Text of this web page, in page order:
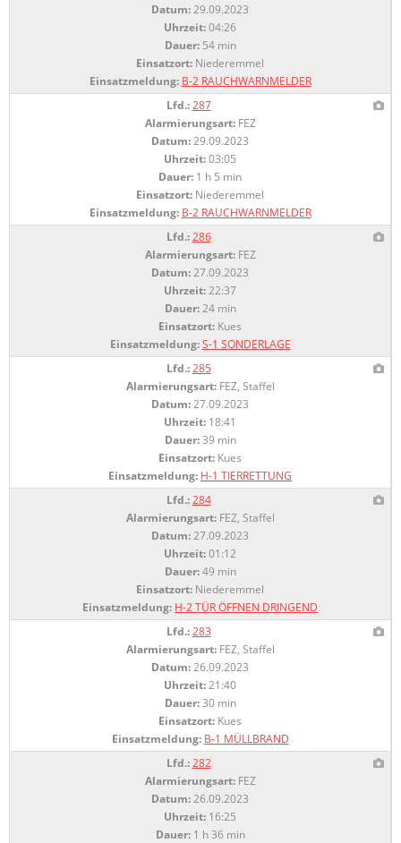
Datum:29.09.2023
Uhrzeit:04:26
Dauer:54 min
Einsatzort: Niederemmel
Einsatzmeldung: B-2 RAUCHWARNMELDER
Lfd.: 287
Alarmierungsart:FEZ
Datum:29.09.2023
Uhrzeit:03:05
Dauer: 1 h 5 min
Einsatzort: Niederemmel
Einsatzmeldung: B-2 RAUCHWARNMELDER
Lfd.: 286
Alarmierungsart:FEZ
Datum:27.09.2023
Uhrzeit:22:37
Dauer:24 min
Einsatzort: Kues
Einsatzmeldung: S-1 SONDERLAGE
Lfd.: 285
Alarmierungsart:FEZ, Staffel
Datum:27.09.2023
Uhrzeit: 18:41
Dauer:39 min
Einsatzort: Kues
Einsatzmeldung: H-1 TIERRETTUNG
Lfd.: 284
Alarmierungsart:FEZ, Staffel
Datum:27.09.2023
Uhrzeit:01:12
Dauer:49 min
Einsatzort: Niederemmel
Einsatzmeldung: H-2 TÜR ÖFFNEN DRINGEND
Lfd.: 283
Alarmierungsart:FEZ, Staffel
Datum:26.09.2023
Uhrzeit:21:40
Dauer:30 min
Einsatzort: Kues
Einsatzmeldung: B-1 MÜLLBRAND
Lfd.: 282
Alarmierungsart:FEZ
Datum:26.09.2023
Uhrzeit: 16:25
Dauer:1 h 36 min